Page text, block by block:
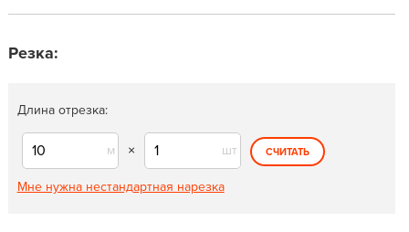
Резка:
Длина отрезка:
м × шт СЧИТАТЬ
Мне нужна нестандартная нарезка